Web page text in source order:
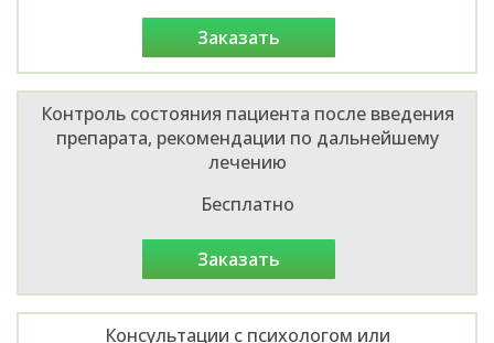
заказать
Контроль состояния пациента после введения
препарата, рекомендации по дальнейшему
лечению
Бесплатно
заказать
Консультации с психологом или